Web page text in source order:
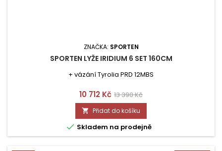
ZNAČKA: SPORTEN
SPORTEN LYŽE IRIDIUM 6 SET 160CM
+ vázání Tyrolia PRD 12MBS
Cena
10 712 Kč Běžná
cena
13 390 Kč
 Přidat do košíku
 Skladem na prodejně